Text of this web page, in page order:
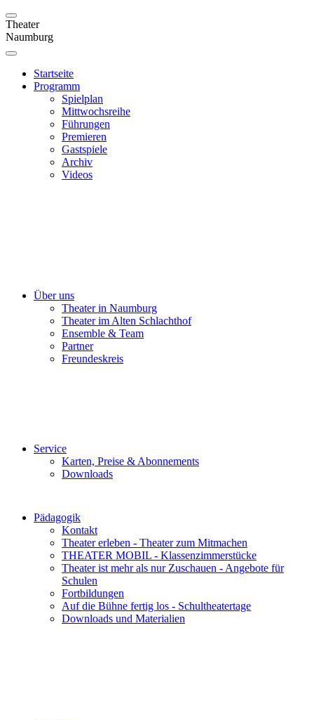
Theater
Naumburg
Startseite
Programm
Spielplan
Mittwochsreihe
Führungen
Premieren
Gastspiele
Archiv
Videos
Über uns
Theater in Naumburg
Theater im Alten Schlachthof
Ensemble & Team
Partner
Freundeskreis
Service
Karten, Preise & Abonnements
Downloads
Pädagogik
Kontakt
Theater erleben - Theater zum Mitmachen
THEATER MOBIL - Klassenzimmerstücke
Theater ist mehr als nur Zuschauen - Angebote für
Schulen
Fortbildungen
Auf die Bühne fertig los - Schultheatertage
Downloads und Materialien